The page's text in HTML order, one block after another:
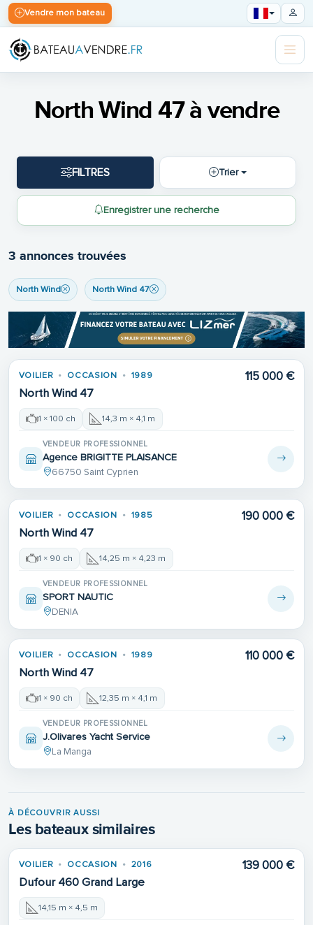
Vendre mon bateau
North Wind 47 à vendre
FILTRES Trier
Enregistrer une recherche
3 annonces trouvées
North Wind North Wind 47
VOILIER OCCASION 1989
North Wind 47
115 000 €
1 × 100 ch 14,3 m × 4,1 m
VENDEUR PROFESSIONNEL
Agence BRIGITTE PLAISANCE
66750 Saint Cyprien
VOILIER OCCASION 1985
North Wind 47
190 000 €
1 × 90 ch 14,25 m × 4,23 m
VENDEUR PROFESSIONNEL
SPORT NAUTIC
DENIA
VOILIER OCCASION 1989
North Wind 47
110 000 €
1 × 90 ch 12,35 m × 4,1 m
VENDEUR PROFESSIONNEL
J.Olivares Yacht Service
La Manga
À DÉCOUVRIR AUSSI
Les bateaux similaires
VOILIER OCCASION 2016
Dufour 460 Grand Large
139 000 €
14,15 m × 4,5 m